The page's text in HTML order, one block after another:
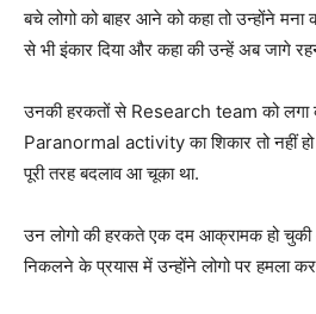
बचे लोगो को बाहर आने को कहा तो उन्होंने
से भी इंकार दिया और कहा की उन्हें अब जागे
उनकी हरकतों से Research team को लगा
Paranormal activity का शिकार तो नहीं
पूरी तरह बदलाव आ चूका था.
उन लोगो की हरकते एक दम आक्रामक हो चुकी
निकलने के प्रयास में उन्होंने लोगो पर हमला कर